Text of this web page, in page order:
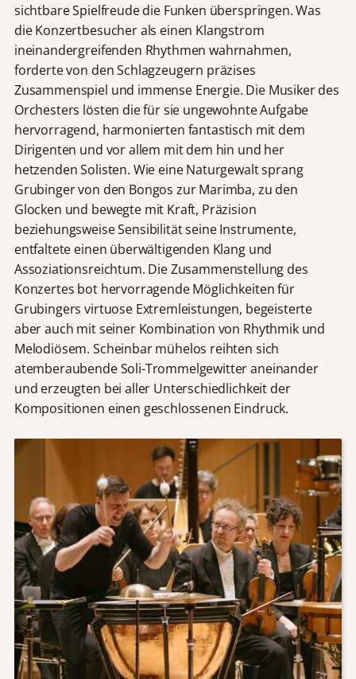
sichtbare Spielfreude die Funken überspringen. Was
die Konzertbesucher als einen Klangstrom
ineinandergreifenden Rhythmen wahrnahmen,
forderte von den Schlagzeugern präzises
Zusammenspiel und immense Energie. Die Musiker des
Orchesters lösten die für sie ungewohnte Aufgabe
hervorragend, harmonierten fantastisch mit dem
Dirigenten und vor allem mit dem hin und her
hetzenden Solisten. Wie eine Naturgewalt sprang
Grubinger von den Bongos zur Marimba, zu den
Glocken und bewegte mit Kraft, Präzision
beziehungsweise Sensibilität seine Instrumente,
entfaltete einen überwältigenden Klang und
Assoziationsreichtum. Die Zusammenstellung des
Konzertes bot hervorragende Möglichkeiten für
Grubingers virtuose Extremleistungen, begeisterte
aber auch mit seiner Kombination von Rhythmik und
Melodiösem. Scheinbar mühelos reihten sich
atemberaubende Soli-Trommelgewitter aneinander
und erzeugten bei aller Unterschiedlichkeit der
Kompositionen einen geschlossenen Eindruck.